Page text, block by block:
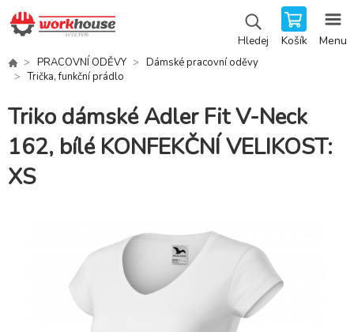
Hledej Košík Menu
PRACOVNÍ ODĚVY
Dámské pracovní oděvy
Trička, funkční prádlo
Triko dámské Adler Fit V-Neck
162, bílé KONFEKČNÍ VELIKOST:
XS